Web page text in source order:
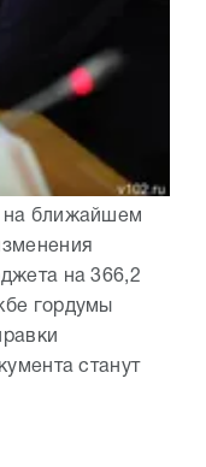
на ближайшем
на 366,2
гордумы
станут